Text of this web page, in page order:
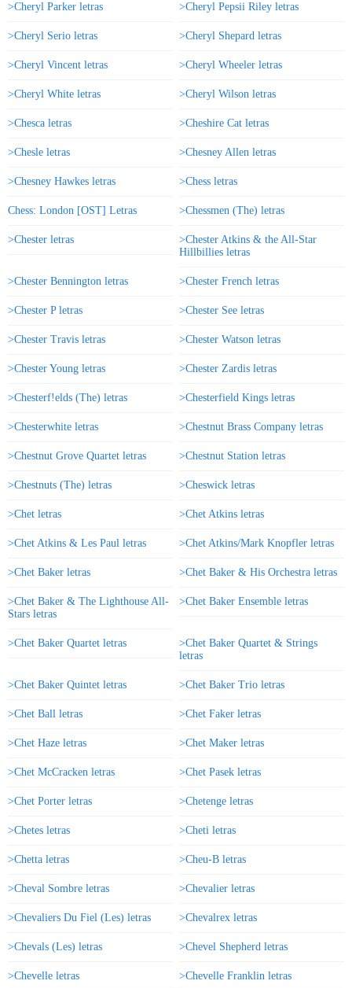
>Cheryl Parker letras >Cheryl Pepsii Riley letras
>Cheryl Serio letras >Cheryl Shepard letras
>Cheryl Vincent letras >Cheryl Wheeler letras
>Cheryl White letras >Cheryl Wilson letras
>Chesca letras >Cheshire Cat letras
>Chesle letras >Chesney Allen letras
>Chesney Hawkes letras >Chess letras
Chess: London [OST] Letras >Chessmen (The) letras
>Chester letras
>Chester Atkins & the All-Star
Hillbillies letras
>Chester Bennington letras >Chester French letras
>Chester P letras >Chester See letras
>Chester Travis letras >Chester Watson letras
>Chester Young letras >Chester Zardis letras
>Chesterf!elds (The) letras >Chesterfield Kings letras
>Chesterwhite letras >Chestnut Brass Company letras
>Chestnut Grove Quartet letras >Chestnut Station letras
>Chestnuts (The) letras >Cheswick letras
>Chet letras >Chet Atkins letras
>Chet Atkins & Les Paul letras >Chet Atkins/Mark Knopfler letras
>Chet Baker letras >Chet Baker & His Orchestra letras
>Chet Baker & The Lighthouse All-
Stars letras
>Chet Baker Ensemble letras
>Chet Baker Quartet letras
>Chet Baker Quartet & Strings
letras
>Chet Baker Quintet letras >Chet Baker Trio letras
>Chet Ball letras >Chet Faker letras
>Chet Haze letras >Chet Maker letras
>Chet McCracken letras >Chet Pasek letras
>Chet Porter letras >Chetenge letras
>Chetes letras >Cheti letras
>Chetta letras >Cheu-B letras
>Cheval Sombre letras >Chevalier letras
>Chevaliers Du Fiel (Les) letras >Chevalrex letras
>Chevals (Les) letras >Chevel Shepherd letras
>Chevelle letras >Chevelle Franklin letras